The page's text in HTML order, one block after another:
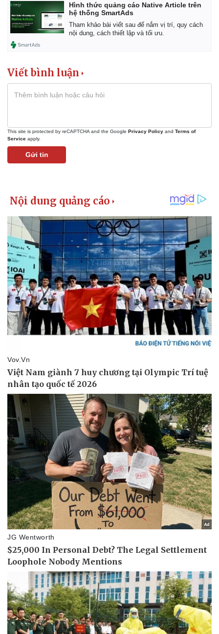
Bóng đá
Lịch thi đấu bóng đá
Thế giới thể thao
eSports
Hậu trường
Xe máy
Tư vấn
Hình thức quảng cáo Native Article trên
hệ thống SmartAds
Tham khảo bài viết sau để nắm vị trí, quy cách
nội dung, cách thiết lập và tối ưu.
Viết bình luận
This site is protected by reCAPTCHA and the Google Privacy Policy and Terms of
Service apply.
Gửi tin